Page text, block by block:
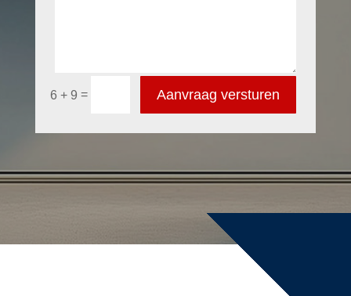
6 + 9 = Aanvraag versturen